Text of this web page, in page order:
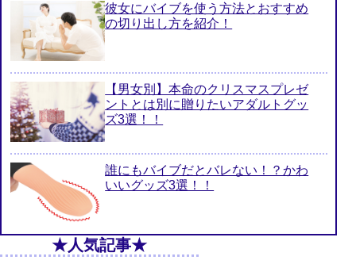
彼女にバイブを使う方法とおすすめ
の切り出し方を紹介！
【男女別】本命のクリスマスプレゼ
ントとは別に贈りたいアダルトグッ
ズ3選！！
誰にもバイブだとバレない！？かわ
いいグッズ3選！！
★人気記事★